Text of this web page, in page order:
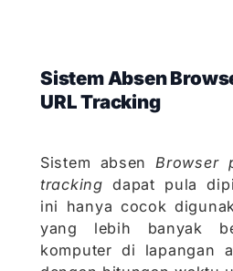
Sistem Absen
URL Tracking
Sistem absen Browser
trackingdapat pula
ini hanya cocok
yang lebih banyak
komputer di lapangan